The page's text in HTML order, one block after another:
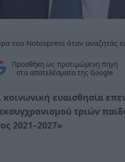
του Notospress όταν αναζητάς
Προσθήκη ως προτιμώμενη πηγή
στα αποτελέσματα της Google
ευαισθησία
τριών
2021–2027»